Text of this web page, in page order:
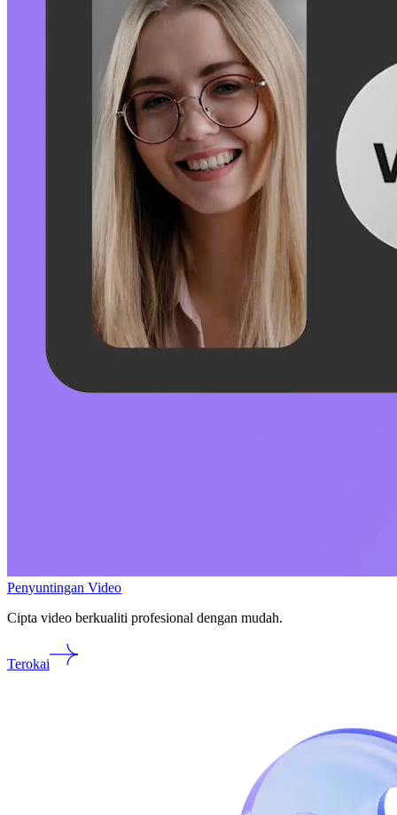
Penyuntingan Video
Cipta video berkualiti profesional dengan mudah.
Terokai